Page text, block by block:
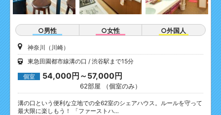
○男性 ○女性 ○外国人
神奈川（川崎）
東急田園都市線溝の口
渋谷駅まで15分
個室 54,000円～57,000円
62部屋 （個室のみ）
溝の口という便利な立地での全62室のシェアハウス。ルールを守って
最大限に楽しもう！ 「ファーストハ…